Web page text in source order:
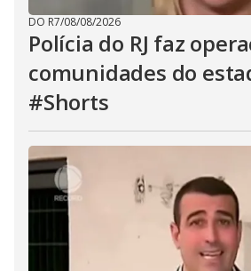
DO R7/08/08/2026
Polícia do RJ faz
comunidades do
#Shorts